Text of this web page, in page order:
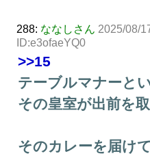
288: ななしさん 2025/08/
ID:e3ofaeYQ0
>>15
テーブルマナーと
その皇室が出前を
そのカレーを届け